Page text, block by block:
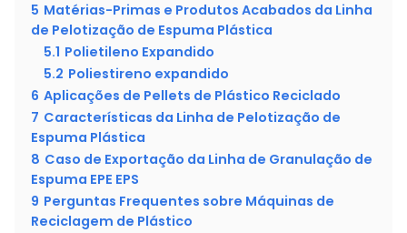
5 Matérias-Primas e Produtos Acabados da Linha
de Pelotização de Espuma Plástica
5.1 Polietileno Expandido
5.2 Poliestireno expandido
6 Aplicações de Pellets de Plástico Reciclado
7 Características da Linha de Pelotização de
Espuma Plástica
8 Caso de Exportação da Linha de Granulação de
Espuma EPE EPS
9 Perguntas Frequentes sobre Máquinas de
Reciclagem de Plástico